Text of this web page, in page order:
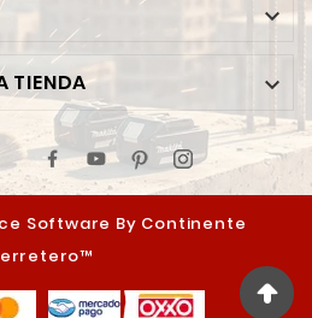

TIENDA 
Software By Continente